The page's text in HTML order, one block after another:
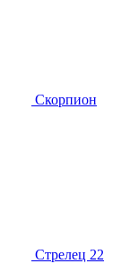
Скорпион
Стрелец 22